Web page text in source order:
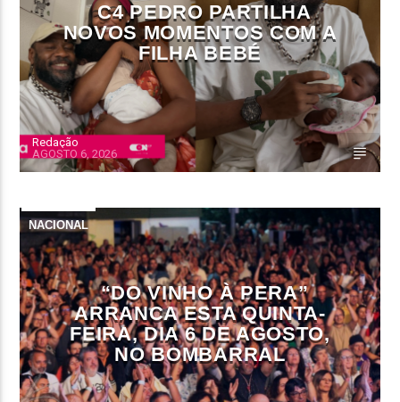
C4 PEDRO PARTILHA
NOVOS MOMENTOS COM A
FILHA BEBÉ
Redação
AGOSTO 6, 2026
NACIONAL
“DO VINHO À PERA”
ARRANCA ESTA QUINTA-
FEIRA, DIA 6 DE AGOSTO,
NO BOMBARRAL